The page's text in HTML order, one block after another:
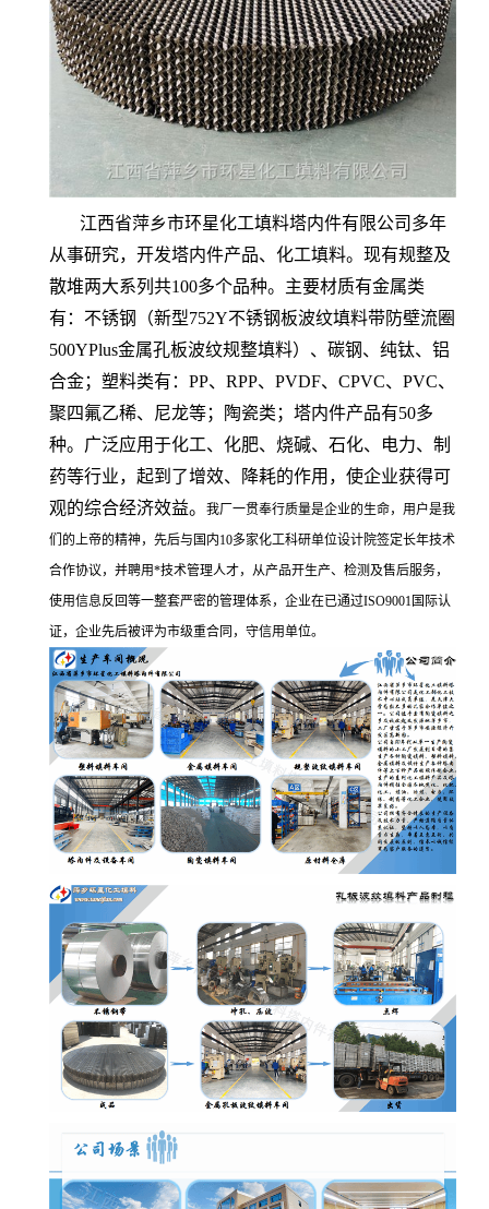
江西省萍乡市环星化工填料塔内件有限公司多年
从事研究，开发塔内件产品、化工填料。现有规整及
散堆两大系列共100多个品种。主要材质有金属类
有：不锈钢（新型752Y不锈钢板波纹填料带防壁流圈
500YPlus金属孔板波纹规整填料）、碳钢、纯钛、铝
合金；塑料类有：PP、RPP、PVDF、CPVC、PVC、
聚四氟乙稀、尼龙等；陶瓷类；塔内件产品有50多
种。广泛应用于化工、化肥、烧碱、石化、电力、制
药等行业，起到了增效、降耗的作用，使企业获得可
观的综合经济效益。
我厂一贯奉行质量是企业的生命，用户是我
们的上帝的精神，先后与国内10多家化工科研单位设计院签定长年技术
合作协议，并聘用*技术管理人才，从产品开生产、检测及售后服务，
使用信息反回等一整套严密的管理体系，企业在已通过ISO9001国际认
证，企业先后被评为市级重合同，守信用单位。